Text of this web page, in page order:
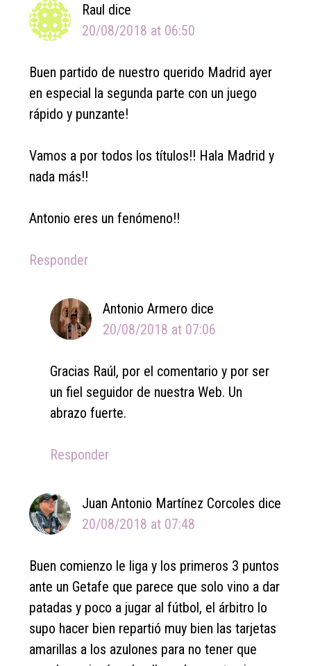
Raul dice
20/08/2018 at 06:50
Buen partido de nuestro querido Madrid ayer
en especial la segunda parte con un juego
rápido y punzante!
Vamos a por todos los títulos!! Hala Madrid y
nada más!!
Antonio eres un fenómeno!!
Responder
Antonio Armero dice
20/08/2018 at 07:06
Gracias Raúl, por el comentario y por ser
un fiel seguidor de nuestra Web. Un
abrazo fuerte.
Responder
Juan Antonio Martínez Corcoles dice
20/08/2018 at 07:48
Buen comienzo le liga y los primeros 3 puntos
ante un Getafe que parece que solo vino a dar
patadas y poco a jugar al fútbol, el árbitro lo
supo hacer bien repartió muy bien las tarjetas
amarillas a los azulones para no tener que